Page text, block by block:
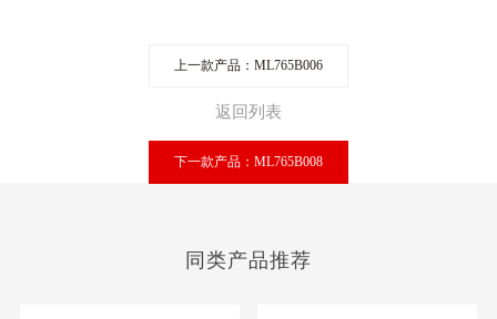
上一款产品：ML765B006
返回列表
下一款产品：ML765B008
同类产品推荐